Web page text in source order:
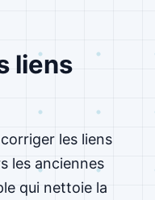
liens
les liens
les anciennes
qui nettoie la